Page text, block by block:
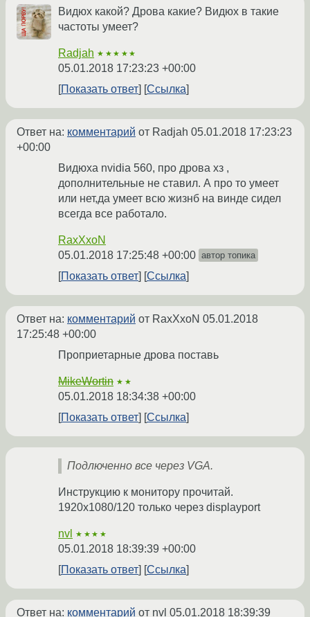
Видюх какой? Дрова какие? Видюх в такие
частоты умеет?
Radjah ★★★★★
05.01.2018 17:23:23 +00:00
Показать ответ
Ссылка
Ответ на: комментарий от Radjah 05.01.2018 17:23:23
+00:00
Видюха nvidia 560, про дрова хз ,
дополнительные не ставил. А про то умеет
или нет,да умеет всю жизнб на винде сидел
всегда все работало.
RaxXxoN
05.01.2018 17:25:48 +00:00 автор топика
Показать ответ Ссылка
Ответ на: комментарий от RaxXxoN 05.01.2018
17:25:48 +00:00
Проприетарные дрова поставь
MikeWortin ★★
05.01.2018 18:34:38 +00:00
Показать ответ
Ссылка
Подлюченно все через VGA.
Инструкцию к монитору прочитай.
1920х1080/120 только через displayport
nvl ★★★★
05.01.2018 18:39:39 +00:00
Показать ответ
Ссылка
Ответ на: комментарий от nvl 05.01.2018 18:39:39